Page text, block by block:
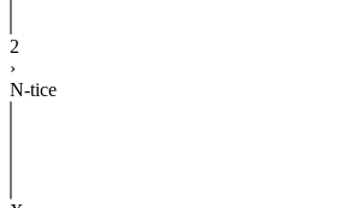
2
›
N-tice